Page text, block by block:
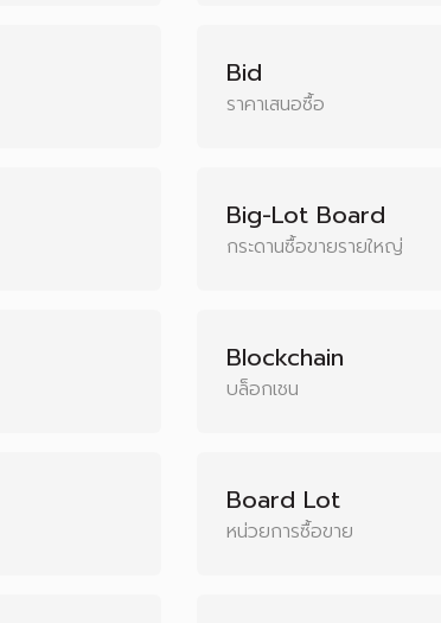
Bid
ราคาเสนอซื้อ
Big-Lot Board
กระดานซื้อขายรายใหญ่
Blockchain
บล็อกเชน
Board Lot
หน่วยการซื้อขาย